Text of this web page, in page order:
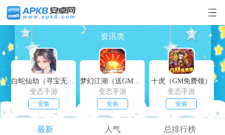
资讯类
白蛇仙劫（寻宝无限真充）
变态手游
安装
梦幻江湖（送GM特权）
变态手游
安装
十虎（GM免费领）
变态手游
安装
最新 人气 总排行榜